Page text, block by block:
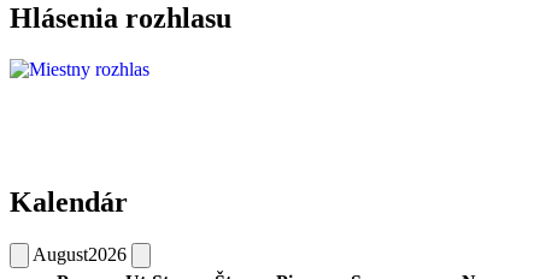
Hlásenia rozhlasu
Kalendár
August2026